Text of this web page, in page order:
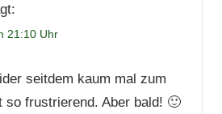
21:10 Uhr
seitdem kaum mal zum
so frustrierend. Aber bald! 🙂